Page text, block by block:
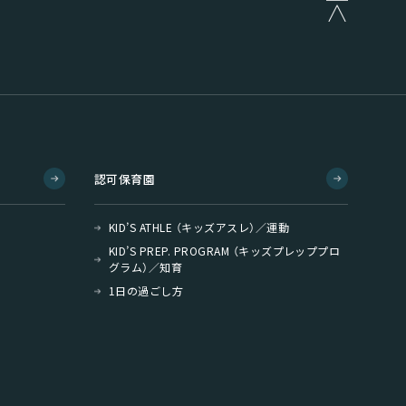
認可保育園
KID’S ATHLE （キッズアスレ）／運動
KID’S PREP. PROGRAM （キッズプレッププロ
グラム）／知育
1日の過ごし方